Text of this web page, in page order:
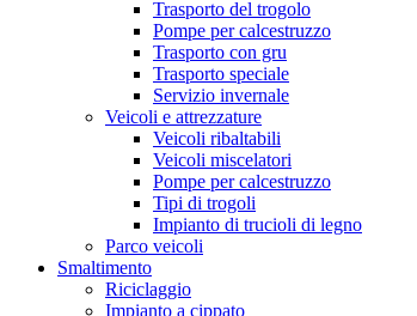
Trasporto del trogolo
Pompe per calcestruzzo
Trasporto con gru
Trasporto speciale
Servizio invernale
Veicoli e attrezzature
Veicoli ribaltabili
Veicoli miscelatori
Pompe per calcestruzzo
Tipi di trogoli
Impianto di trucioli di legno
Parco veicoli
Smaltimento
Riciclaggio
Impianto a cippato